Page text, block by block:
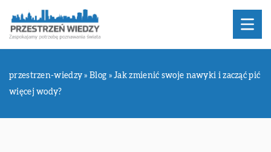
przestrzen-wiedzy »Blog »Jak zmienić swoje nawyki i zacząć pić
więcej wody?